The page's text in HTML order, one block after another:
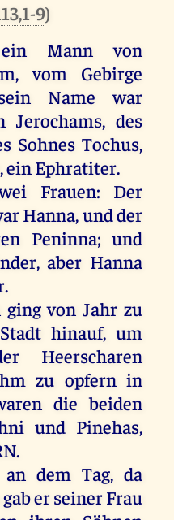
9)
ein Mann
von
vom
Gebirge
Name
war
Jerochams,des
Sohnes Tochus,
,einEphratiter.
Frauen: Der
Hanna,undder
Peninna;und
,aber Hanna
.
ging von Jahr zu
Stadt hinauf,um
Heerscharen
zu opfern in
die beiden
und Pinehas,
.
an dem Tag,da
gaberseinerFrau